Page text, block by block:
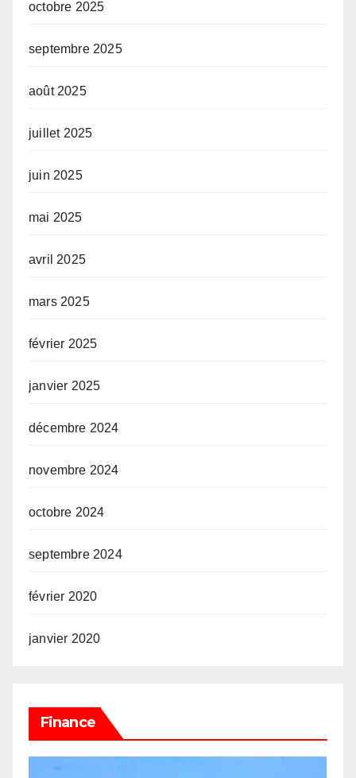
octobre 2025
septembre 2025
août 2025
juillet 2025
juin 2025
mai 2025
avril 2025
mars 2025
février 2025
janvier 2025
décembre 2024
novembre 2024
octobre 2024
septembre 2024
février 2020
janvier 2020
Finance